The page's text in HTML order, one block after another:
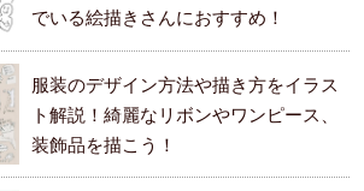
でいる絵描きさんにおすすめ！
服装のデザイン方法や描き方をイラス
ト解説！綺麗なリボンやワンピース、
装飾品を描こう！